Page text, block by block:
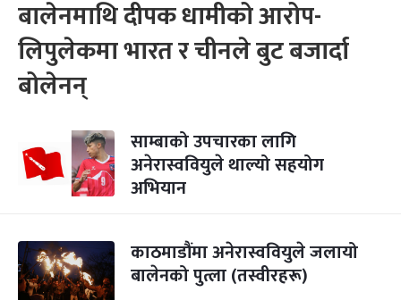
बालेनमाथि दीपक धामीको आरोप-
लिपुलेकमा भारत र चीनले बुट बजार्दा
बोलेनन्
साम्बाको उपचारका लागि
अनेरास्ववियुले थाल्यो सहयोग
अभियान
काठमाडौंमा अनेरास्ववियुले जलायो
बालेनको पुत्ला (तस्वीरहरू)